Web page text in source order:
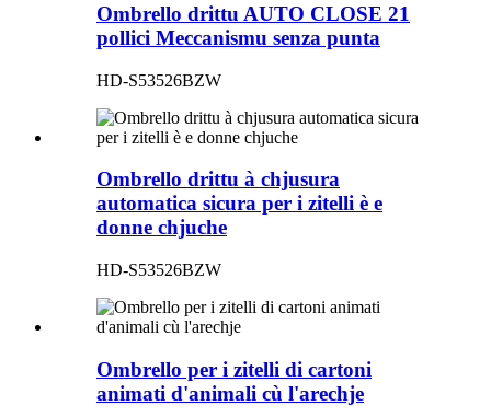
Ombrello drittu AUTO CLOSE 21
pollici Meccanismu senza punta
HD-S53526BZW
Ombrello drittu à chjusura
automatica sicura per i zitelli è e
donne chjuche
HD-S53526BZW
Ombrello per i zitelli di cartoni
animati d'animali cù l'arechje